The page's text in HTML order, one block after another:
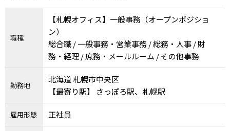
職種
【札幌オフィス】一般事務（オープンポジショ
ン）
総合職 / 一般事務・営業事務 / 総務・人事 / 財
務・経理 / 庶務・メールルーム / その他事務
勤務地
北海道 札幌市中央区
【最寄り駅】 さっぽろ駅、札幌駅
雇用形態 正社員